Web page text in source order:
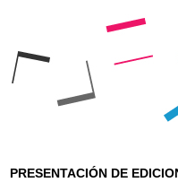
PRESENTACIÓN DE